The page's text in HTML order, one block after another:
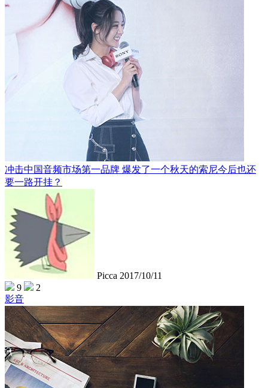
冲击中国音频市场第一品牌 爆发了一个秋天的索尼今后也还
要一路开挂？
Picca 2017/10/11
9
2
影音